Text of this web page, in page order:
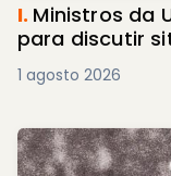
I. Ministros da
para discutir
1 agosto 2026